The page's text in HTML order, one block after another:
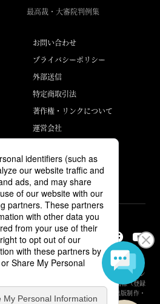
最高裁・大審院判例集
お問い合わせ
プライバシーポリシー
外部送信
特定商取引法
著作権・リンクについて
運営会社
書店・電子書籍配信サービスが、著作権者からコン
規版配信サービスであることを示す登録商標（登録
。詳しくは［ABJマーク］または［電子出版制作・